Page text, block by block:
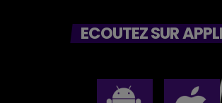
ECOUTEZ SUR